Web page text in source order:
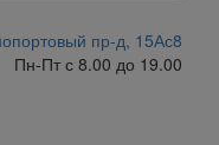
пр-д, 15Ас8
Пн-Пт с 8.00 до 19.00